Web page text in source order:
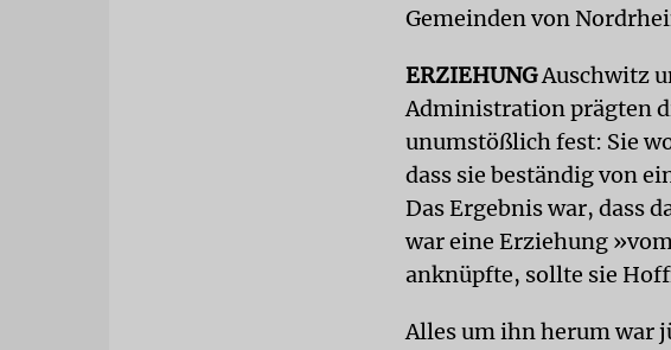
Gemeinden von
ERZIEHUNGAuschwitz
Administration prägten
unumstößlich fest: Sie
dass sie beständig von
Das Ergebnis war, dass
war eine Erziehung
anknüpfte, sollte sie
Alles um ihn herum war